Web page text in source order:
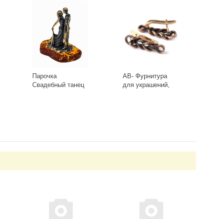
Парочка
Свадебный танец
AB- Фурнитура
для украшений,